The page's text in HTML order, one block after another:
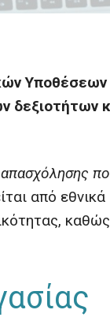
Υποθέσεων
δεξιοτήτων
από εθνικά
καθώς